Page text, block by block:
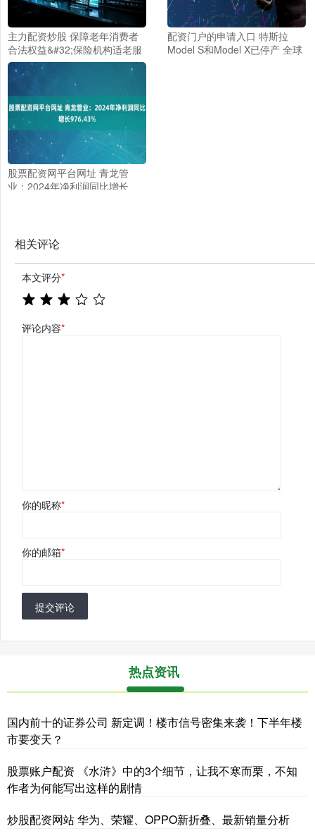
主力配资炒股 保障老年消费者
合法权益&#32;保险机构适老服
务规范发布
配资门户的申请入口 特斯拉
Model S和Model X已停产 全球
股票配资网平台网址 青龙管
业：2024年净利润同比增长
相关评论
本文评分*
评论内容*
你的昵称*
你的邮箱*
提交评论
热点资讯
国内前十的证券公司 新定调！楼市信号密集来袭！下半年楼
市要变天？
股票账户配资 《水浒》中的3个细节，让我不寒而栗，不知
作者为何能写出这样的剧情
炒股配资网站 华为、荣耀、OPPO新折叠、最新销量分析